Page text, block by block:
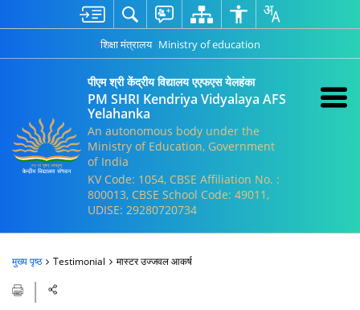
शिक्षा मंत्रालय Ministry of education
पीएम श्री केंद्रीय विद्यालय एएफएस येलहंका
PM SHRI Kendriya Vidyalaya AFS
Yelahanka
An autonomous body under the
Ministry of Education, Government
of India
KV Code: 1054, CBSE Affiliation No. :
800013, CBSE School Code: 49011,
UDISE: 29280720734
मुख्य पृष्ठ Testimonial मास्टर उज्जवल आकर्ष